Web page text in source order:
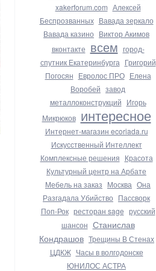
xakerforum.com Алексей
Беспрозванных Вавада зеркало
Вавада казино Виктор Акимов
вконтакте всем город-
спутник Екатеринбурга Григорий
Погосян Евролос ПРО Елена
Воробей завод
металлоконструкций Игорь
Микрюков интересное
Интернет-магазин ecoriada.ru
Искусственный Интеллект
Комплексные решения Красота
Культурный центр на Арбате
Мебель на заказ Москва Она
Разгадала Убийство Пассворк
Поп-Рок ресторан sage русский
шансон Станислав
Кондрашов Трещины В Стенах
ЦДКЖ Часы в волгодонске
ЮНИЛОС АСТРА